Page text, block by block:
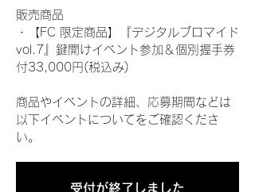
販売商品
・【FC 限定商品】『デジタルブロマイド
vol.7』鍵開けイベント参加＆個別握手券
付33,000円(税込み)
商品やイベントの詳細、応募期間などは
以下イベントについてをご確認くださ
い。
受付が終了しました